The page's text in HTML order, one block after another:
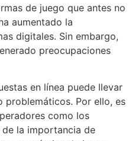
de juego que antes no
aumentado la
digitales. Sin embargo,
preocupaciones
en línea puede llevar
problemáticos. Por ello, es
como los
la importancia de